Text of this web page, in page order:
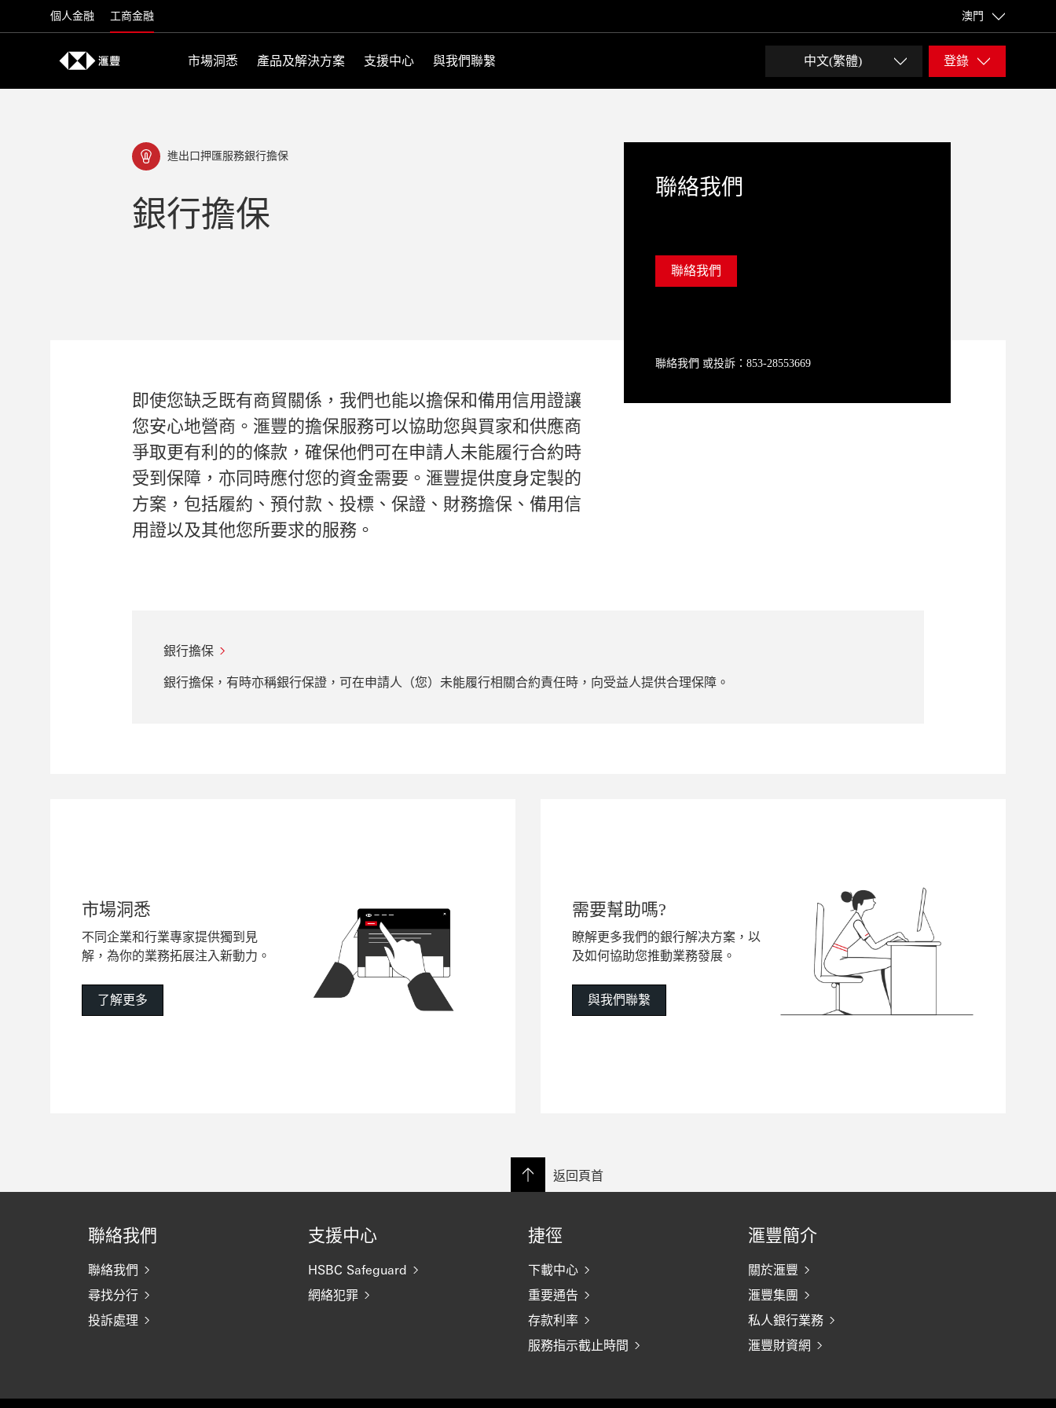
個人金融 工商金融 澳門
市場洞悉 產品及解決方案 支援中心 與我們聯繫 中文(繁體) 登錄
進出口押匯服務銀行擔保
銀行擔保
聯絡我們
聯絡我們
聯絡我們 或投訴：853-28553669
即使您缺乏既有商貿關係，我們也能以擔保和備用信用證讓
您安心地營商。滙豐的擔保服務可以協助您與買家和供應商
爭取更有利的的條款，確保他們可在申請人未能履行合約時
受到保障，亦同時應付您的資金需要。滙豐提供度身定製的
方案，包括履約、預付款、投標、保證、財務擔保、備用信
用證以及其他您所要求的服務。
銀行擔保
銀行擔保，有時亦稱銀行保證，可在申請人（您）未能履行相關合約責任時，向受益人提供合理保障。
市場洞悉
不同企業和行業專家提供獨到見
解，為你的業務拓展注入新動力。
了解更多
需要幫助嗎?
瞭解更多我們的銀行解决方案，以
及如何協助您推動業務發展。
與我們聯繫
返回頁首
聯絡我們
聯絡我們
尋找分行
投訴處理
支援中心
HSBC Safeguard
網絡犯罪
捷徑
下載中心
重要通告
存款利率
服務指示截止時間
滙豐簡介
關於滙豐
滙豐集團
私人銀行業務
滙豐財資網